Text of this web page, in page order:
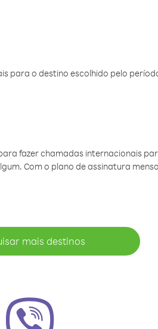
para o destino escolhido pelo
fazer chamadas internacionais
Com o plano de assinatura
mais destinos